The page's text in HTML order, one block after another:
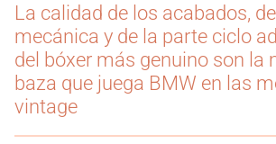
La calidad de los acabados,
mecánica y de la parte ciclo
del bóxer más genuino son la
baza que juega BMW en las
vintage